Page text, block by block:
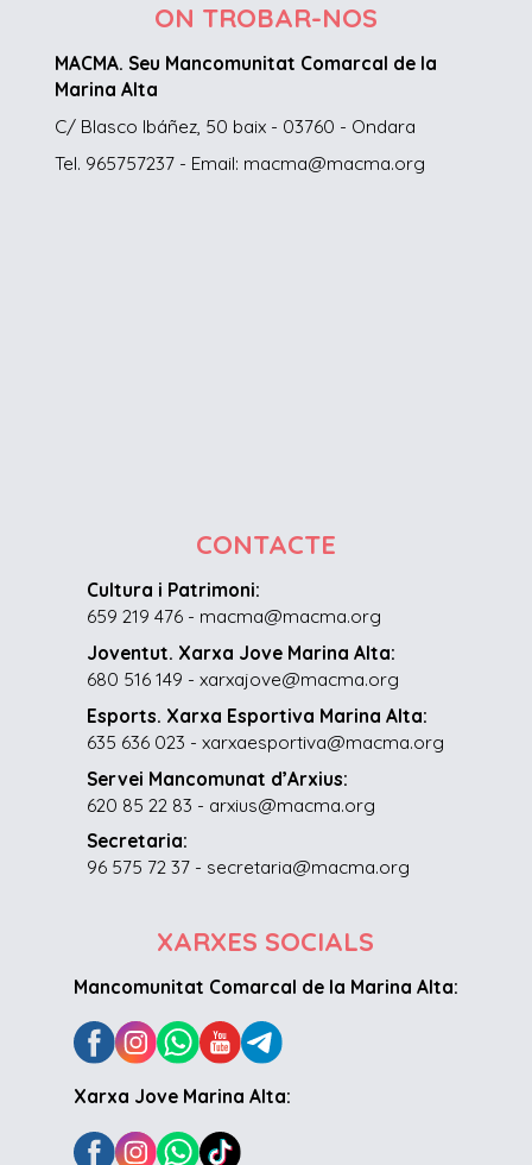
ON TROBAR-NOS
MACMA. Seu Mancomunitat Comarcal de la
Marina Alta
C/ Blasco Ibáñez, 50 baix - 03760 - Ondara
Tel. 965757237 - Email: macma@macma.org
CONTACTE
Cultura i Patrimoni:
659 219 476 - macma@macma.org
Joventut. Xarxa Jove Marina Alta:
680 516 149 - xarxajove@macma.org
Esports. Xarxa Esportiva Marina Alta:
635 636 023 - xarxaesportiva@macma.org
Servei Mancomunat d’Arxius:
620 85 22 83 - arxius@macma.org
Secretaria:
96 575 72 37 - secretaria@macma.org
XARXES SOCIALS
Mancomunitat Comarcal de la Marina Alta:
Xarxa Jove Marina Alta: